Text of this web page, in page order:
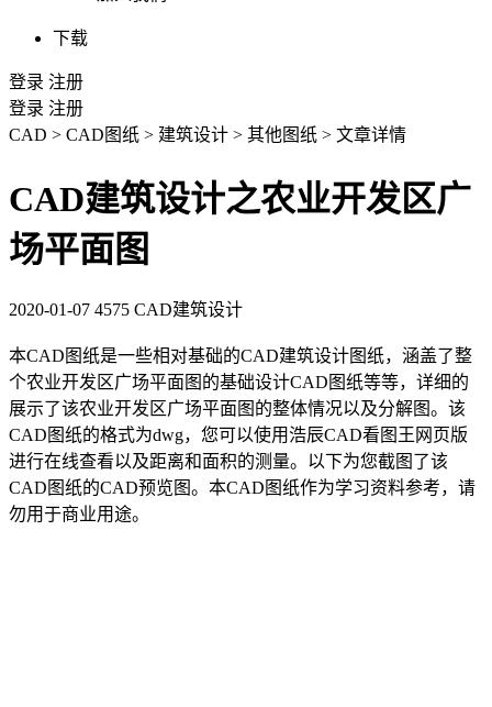
下载
登录 注册
登录 注册
CAD > CAD图纸 > 建筑设计 > 其他图纸 > 文章详情
CAD建筑设计之农业开发区广
场平面图
2020-01-07 4575 CAD建筑设计
本CAD图纸是一些相对基础的CAD建筑设计图纸，涵盖了整
个农业开发区广场平面图的基础设计CAD图纸等等，详细的
展示了该农业开发区广场平面图的整体情况以及分解图。该
CAD图纸的格式为dwg，您可以使用浩辰CAD看图王网页版
进行在线查看以及距离和面积的测量。以下为您截图了该
CAD图纸的CAD预览图。本CAD图纸作为学习资料参考，请
勿用于商业用途。